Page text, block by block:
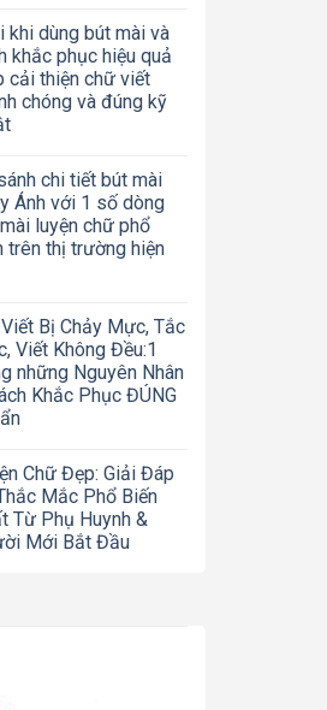
khi dùng bút mài và
khắc phục hiệu quả
cải thiện chữ viết
chóng và đúng kỹ
chi tiết bút mài
Ánh với 1 số dòng
luyện chữ phổ
trên thị trường hiện
Bị Chảy Mực, Tắc
Viết Không Đều:1
những Nguyên Nhân
Khắc Phục ĐÚNG
Chữ Đẹp: Giải Đáp
Mắc Phổ Biến
Từ Phụ Huynh &
Mới Bắt Đầu